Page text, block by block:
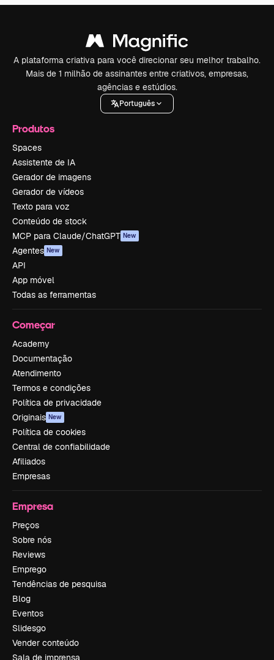
A plataforma criativa para você direcionar seu melhor trabalho.
Mais de 1 milhão de assinantes entre criativos, empresas,
agências e estúdios.
Português
Produtos
Spaces
Assistente de IA
Gerador de imagens
Gerador de vídeos
Texto para voz
Conteúdo de stock
MCP para Claude/ChatGPT New
Agentes New
API
App móvel
Todas as ferramentas
Começar
Academy
Documentação
Atendimento
Termos e condições
Política de privacidade
Originais New
Política de cookies
Central de confiabilidade
Afiliados
Empresas
Empresa
Preços
Sobre nós
Reviews
Emprego
Tendências de pesquisa
Blog
Eventos
Slidesgo
Vender conteúdo
Sala de imprensa